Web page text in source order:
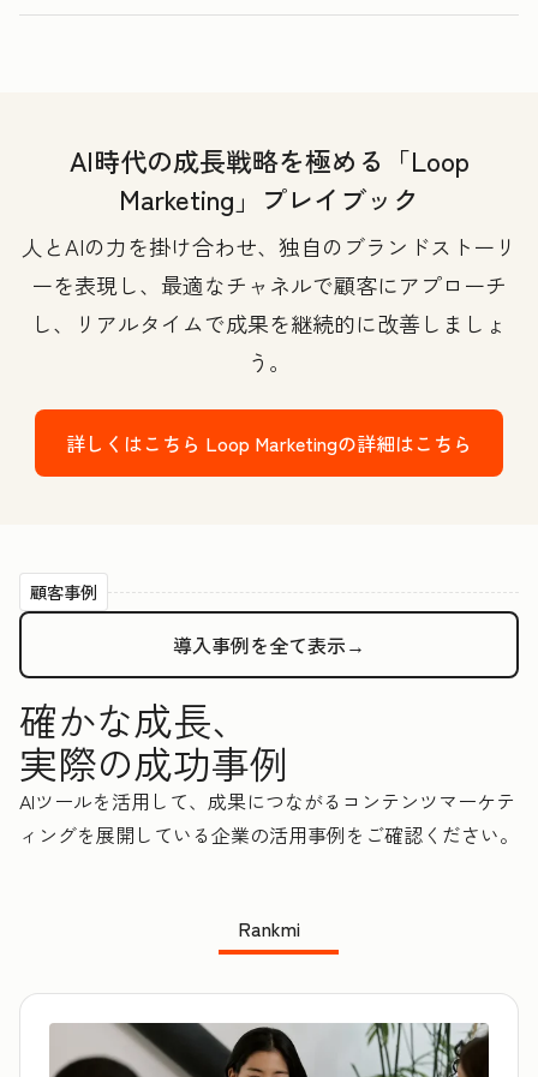
AI時代の成長戦略を極める「Loop
Marketing」プレイブック
人とAIの力を掛け合わせ、独自のブランドストーリ
ーを表現し、最適なチャネルで顧客にアプローチ
し、リアルタイムで成果を継続的に改善しましょ
う。
詳しくはこちら Loop Marketingの詳細はこちら
顧客事例
導入事例を全て表示→
確かな成長、
実際の成功事例
AIツールを活用して、成果につながるコンテンツマーケテ
ィングを展開している企業の活用事例をご確認ください。
Rankmi